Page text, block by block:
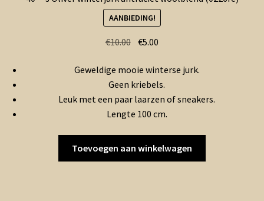
AANBIEDING!
€10.00 Oorspronkelijke
was:
€10.00.
€5.00
is:
€5.00.
Geweldige mooie winterse jurk.
Geen kriebels.
Leuk met een paar laarzen of sneakers.
Lengte 100 cm.
Toevoegen aan winkelwagen